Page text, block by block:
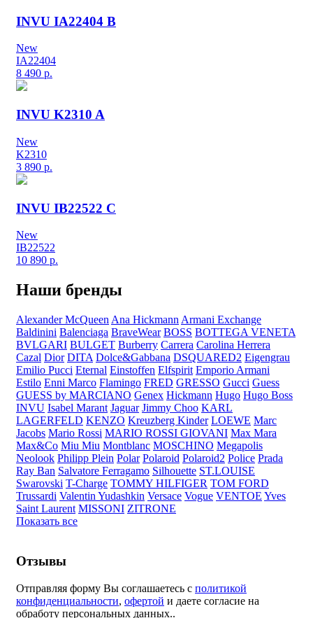
INVU IA22404 B
New
IA22404
8 490 р.
INVU K2310 A
New
K2310
3 890 р.
INVU IB22522 C
New
IB22522
10 890 р.
Наши бренды
Alexander McQueen Ana Hickmann Armani Exchange
Baldinini Balenciaga BraveWear BOSS BOTTEGA VENETA
BVLGARI BULGET Burberry Carrera Carolina Herrera
Cazal Dior DITA Dolce&Gabbana DSQUARED2 Eigengrau
Emilio Pucci Eternal Einstoffen Elfspirit Emporio Armani
Estilo Enni Marco Flamingo FRED GRESSO Gucci Guess
GUESS by MARCIANO Genex Hickmann Hugo Hugo Boss
INVU Isabel Marant Jaguar Jimmy Choo KARL
LAGERFELD KENZO Kreuzberg Kinder LOEWE Marc
Jacobs Mario Rossi MARIO ROSSI GIOVANI Max Mara
Max&Co Miu Miu Montblanc MOSCHINO Megapolis
Neolook Philipp Plein Polar Polaroid Polaroid2 Police Prada
Ray Ban Salvatore Ferragamo Silhouette ST.LOUISE
Swarovski T-Charge TOMMY HILFIGER TOM FORD
Trussardi Valentin Yudashkin Versace Vogue VENTOE Yves
Saint Laurent MISSONI ZITRONE
Показать все
Отзывы
Отправляя форму Вы соглашаетесь с политикой
конфиденциальности, офертой и даете согласие на
обработу персональных данных..